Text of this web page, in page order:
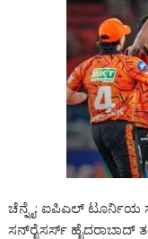
ಚೆನ್ನೈ: ಐಪಿಎಲ್ ಟೂರ್ನಿಯ
ಸನ್‌ರೈಸರ್ಸ್ ಹೈದರಾಬಾದ್